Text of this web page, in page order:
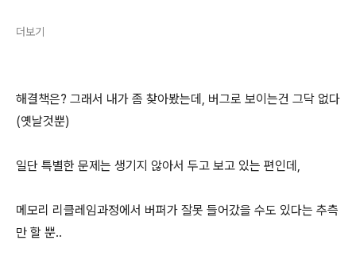
더보기
해결책은? 그래서 내가 좀 찾아봤는데, 버그로 보이는건 그닥 없다
(옛날것뿐)
일단 특별한 문제는 생기지 않아서 두고 보고 있는 편인데,
메모리 리클레임과정에서 버퍼가 잘못 들어갔을 수도 있다는 추측
만 할 뿐..